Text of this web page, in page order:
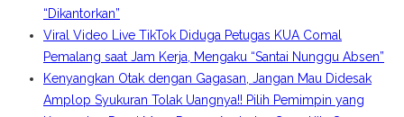
“Dikantorkan”
Viral Video Live TikTok Diduga Petugas KUA Comal
Pemalang saat Jam Kerja, Mengaku “Santai Nunggu Absen”
Kenyangkan Otak dengan Gagasan, Jangan Mau Didesak
Amplop Syukuran Tolak Uangnya!! Pilih Pemimpin yang